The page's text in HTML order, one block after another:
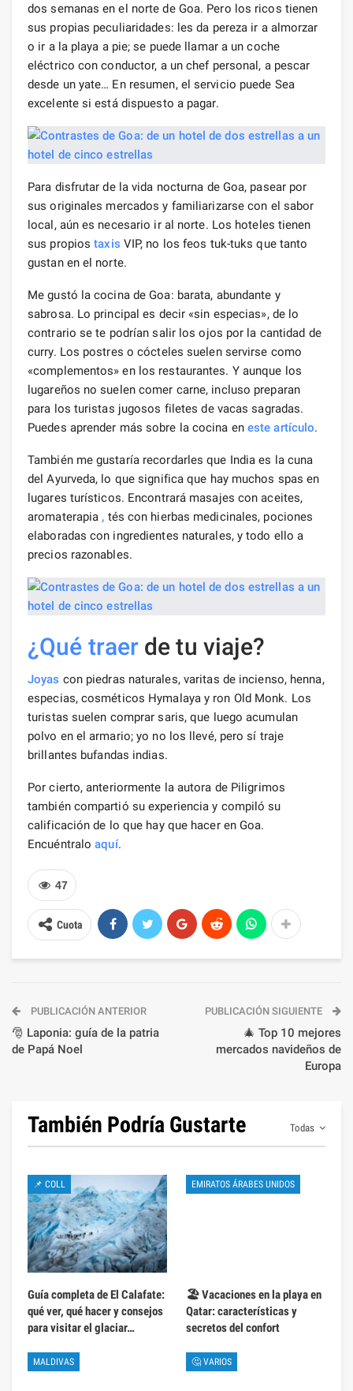
dos semanas en el norte de Goa. Pero los ricos tienen
sus propias peculiaridades: les da pereza ir a almorzar
o ir a la playa a pie; se puede llamar a un coche
eléctrico con conductor, a un chef personal, a pescar
desde un yate… En resumen, el servicio puede Sea
excelente si está dispuesto a pagar.
Para disfrutar de la vida nocturna de Goa, pasear por
sus originales mercados y familiarizarse con el sabor
local, aún es necesario ir al norte. Los hoteles tienen
sus propiostaxis VIP, no los feos tuk-tuks que tanto
gustan en el norte.
Me gustó la cocina de Goa: barata, abundante y
sabrosa. Lo principal es decir «sin especias», de lo
contrario se te podrían salir los ojos por la cantidad de
curry. Los postres o cócteles suelen servirse como
«complementos» en los restaurantes. Y aunque los
lugareños no suelen comer carne, incluso preparan
para los turistas jugosos filetes de vacas sagradas.
Puedes aprender más sobre la cocina en este artículo.
También me gustaría recordarles que India es la cuna
del Ayurveda, lo que significa que hay muchos spas en
lugares turísticos. Encontrará masajes con aceites,
aromaterapia , tés con hierbas medicinales, pociones
elaboradas con ingredientes naturales, y todo ello a
precios razonables.
¿Qué traer de tu viaje?
Joyas con piedras naturales, varitas de incienso, henna,
especias, cosméticos Hymalaya y ron Old Monk. Los
turistas suelen comprar saris, que luego acumulan
polvo en el armario; yo no los llevé, pero sí traje
brillantes bufandas indias.
Por cierto, anteriormente la autora de Piligrimos
también compartió su experiencia y compiló su
calificación de lo que hay que hacer en Goa.
Encuéntraloaquí.
47
Cuota
PUBLICACIÓN ANTERIOR
🎅 Laponia: guía de la patria
de Papá Noel
PUBLICACIÓN SIGUIENTE
🎄 Top 10 mejores
mercados navideños de
Europa
Todas
También Podría Gustarte
📌 COLL
Guía completa de El Calafate:
qué ver, qué hacer y consejos
para visitar el glaciar…
EMIRATOS ÁRABES UNIDOS
🏖️ Vacaciones en la playa en
Qatar: características y
secretos del confort
MALDIVAS 🤔 VARIOS